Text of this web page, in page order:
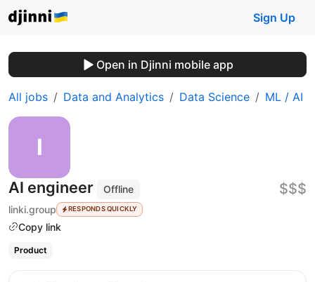
Sign Up
Open in Djinni mobile app
All jobs Data and Analytics Data Science ML / AI
AI engineer
Offline
linki.group
RESPONDS QUICKLY
Copy link
$$$
Product